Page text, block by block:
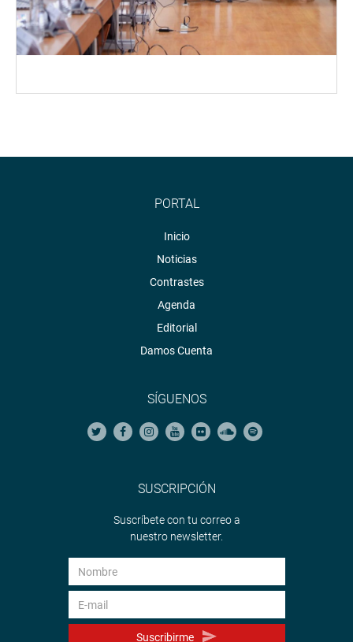
PORTAL
Inicio
Noticias
Contrastes
Agenda
Editorial
Damos Cuenta
SÍGUENOS
SUSCRIPCIÓN
Suscríbete con tu correo a
nuestro newsletter.
Suscribirme